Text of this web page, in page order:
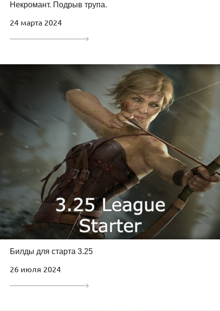
Некромант. Подрыв трупа.
24 марта 2024
Билды для старта 3.25
26 июля 2024